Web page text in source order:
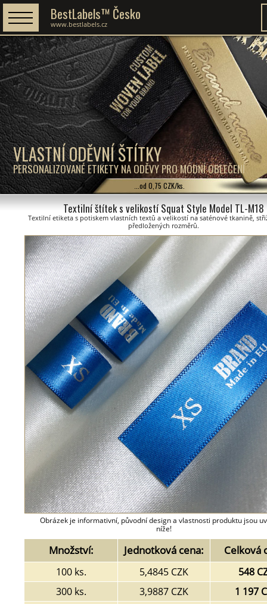
VLASTNÍ ODĚVNÍ ŠTÍTKY
PERSONALIZOVANÉ ETIKETY NA ODĚVY PRO MÓDNÍ OBLEČENÍ
BestLabels™ Česko
www.bestlabels.cz
...od 0,75 CZK/ks.
Textilní štítek s velikostí Squat Style Model TL-M18
Textilní etiketa s potiskem vlastních textů a velikostí na saténové tkanině,
předložených rozměrů.
Obrázek je informativní, původní design a vlastnosti produktu jsou
níže!
Množství: Jednotková cena: Celková
100 ks. 5,4845 CZK
548
300 ks.
3,9887 CZK
1 197